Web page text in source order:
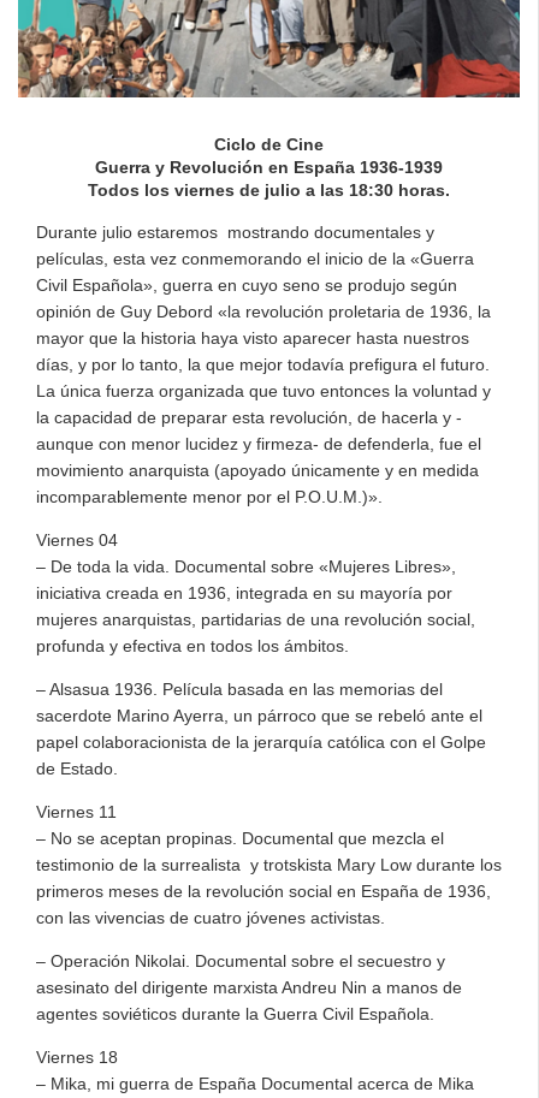
Ciclo de Cine
Guerra y Revolución en España 1936-1939
Todos los viernes de julio a las 18:30 horas.
Durante julio estaremos mostrando documentales y
películas, esta vez conmemorando el inicio de la «Guerra
Civil Española», guerra en cuyo seno se produjo según
opinión de Guy Debord «la revolución proletaria de 1936, la
mayor que la historia haya visto aparecer hasta nuestros
días, y por lo tanto, la que mejor todavía prefigura el futuro.
La única fuerza organizada que tuvo entonces la voluntad y
la capacidad de preparar esta revolución, de hacerla y -
aunque con menor lucidez y firmeza- de defenderla, fue el
movimiento anarquista (apoyado únicamente y en medida
incomparablemente menor por el P.O.U.M.)».
Viernes 04
– De toda la vida. Documental sobre «Mujeres Libres»,
iniciativa creada en 1936, integrada en su mayoría por
mujeres anarquistas, partidarias de una revolución social,
profunda y efectiva en todos los ámbitos.
– Alsasua 1936. Película basada en las memorias del
sacerdote Marino Ayerra, un párroco que se rebeló ante el
papel colaboracionista de la jerarquía católica con el Golpe
de Estado.
Viernes 11
– No se aceptan propinas. Documental que mezcla el
testimonio de la surrealista y trotskista Mary Low durante los
primeros meses de la revolución social en España de 1936,
con las vivencias de cuatro jóvenes activistas.
– Operación Nikolai. Documental sobre el secuestro y
asesinato del dirigente marxista Andreu Nin a manos de
agentes soviéticos durante la Guerra Civil Española.
Viernes 18
– Mika, mi guerra de España Documental acerca de Mika